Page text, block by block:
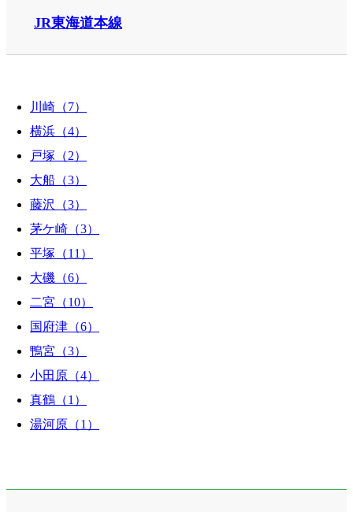
JR東海道本線
川崎（7）
横浜（4）
戸塚（2）
大船（3）
藤沢（3）
茅ケ崎（3）
平塚（11）
大磯（6）
二宮（10）
国府津（6）
鴨宮（3）
小田原（4）
真鶴（1）
湯河原（1）